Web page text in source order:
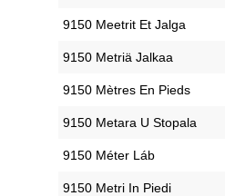
‎9150 Meetrit Et Jalga
‎9150 Metriä Jalkaa
‎9150 Mètres En Pieds
‎9150 Metara U Stopala
‎9150 Méter Láb
‎9150 Metri In Piedi